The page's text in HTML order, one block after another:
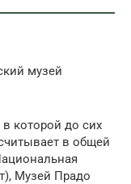
музей
которой до сих
в общей
Музей Прадо